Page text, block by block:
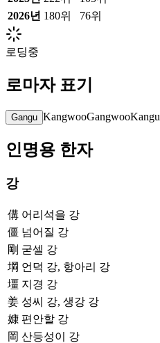
2026년 180위 76위
로딩중
로마자 표기
Gangu KangwooGangwooKangu
인명용 한자
강
傋 어리석을 강
僵 넘어질 강
剛 굳셀 강
堈 언덕 강, 항아리 강
壃 지경 강
姜 성씨 강, 생강 강
嫝 편안할 강
岡 산등성이 강